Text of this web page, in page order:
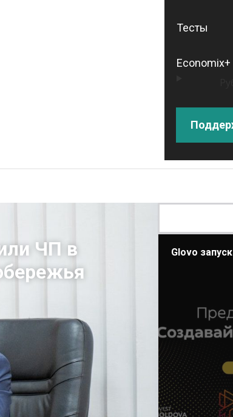
Тесты
Economix+
ЧП в
Glovo